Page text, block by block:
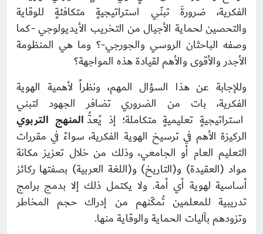
الفكرية، ضرورةَ تبنّي استراتيجيةٍ متكافئةٍ للوقاية
والتحصين لحماية الأجيال من التخريب الأيديولوجي -كما
وصفه الباحثان الروسي والجورجي-؟ وما هي المنظومة
الأجدر والأقوى والأهم لقيادة هذه المواجهة؟
وللإجابة عن هذا السؤال المهم، ونظراً لأهمية الهوية
الفكرية، بات من الضروري تضافر الجهود لتبني
استراتيجيةٍ تعليميةٍ متكاملة؛ إذ يُعدُّالمنهج التربوي
الركيزة الأهم في ترسيخ الهوية الفكرية، سواءً في مقررات
التعليم العام أو الجامعي، وذلك من خلال تعزيز مكانة
مواد (العقيدة) و(التاريخ) و(اللغة العربية) بصفتها ركائز
أساسية لهوية أي أمة. ولا يكتمل ذلك إلا بدمج برامج
تدريبية للمعلمين تُمكّنهم من إدراك حجم المخاطر
وتزودهم بآليات الحماية والوقاية منها.